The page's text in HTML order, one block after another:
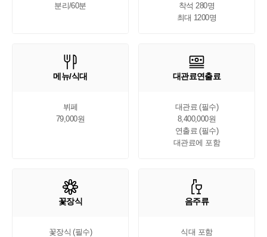
분리/60분
착석 280명
최대 1200명
메뉴/식대
뷔페
79,000원
대관료연출료
대관료 (필수)
8,400,000원
연출료 (필수)
대관료에 포함
꽃장식
꽃장식 (필수)
음주류
식대 포함